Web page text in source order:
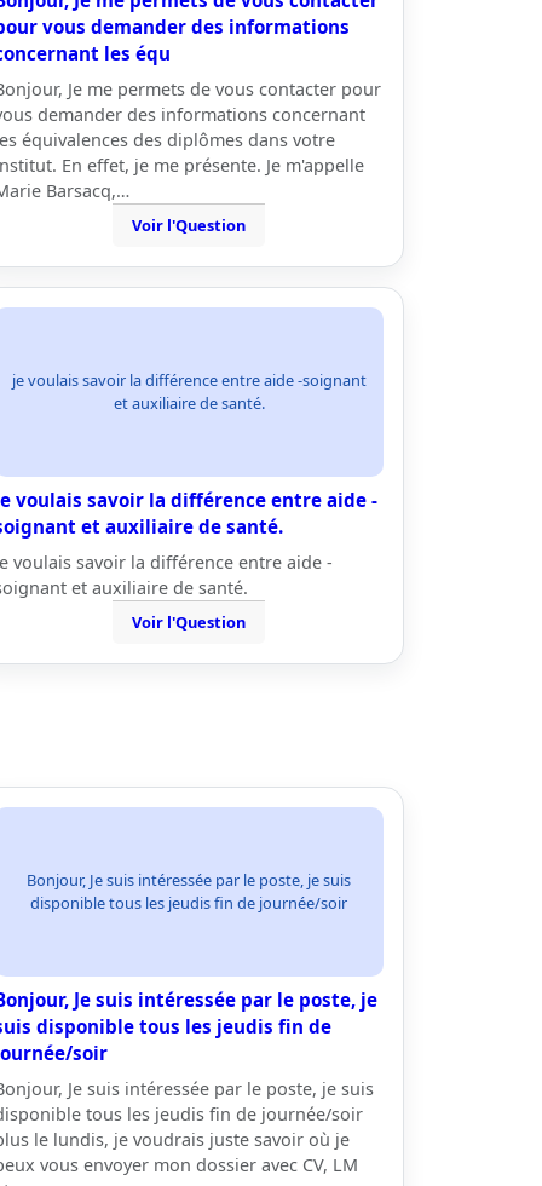
vous demander des informations
les équ
Je me permets de vous contacter pour
demander des informations concernant
équivalences des diplômes dans votre
En effet, je me présente. Je m'appelle
Barsacq,…
Voir l'Question
je voulais savoir la différence entre aide -soignant
et auxiliaire de santé.
voulais savoir la différence entre aide -
et auxiliaire de santé.
voulais savoir la différence entre aide -
et auxiliaire de santé.
Voir l'Question
Bonjour, Je suis intéressée par le poste, je suis
disponible tous les jeudis fin de journée/soir
Je suis intéressée par le poste, je
disponible tous les jeudis fin de
soir
Je suis intéressée par le poste, je suis
tous les jeudis fin de journée/soir
le lundis, je voudrais juste savoir où je
vous envoyer mon dossier avec CV, LM